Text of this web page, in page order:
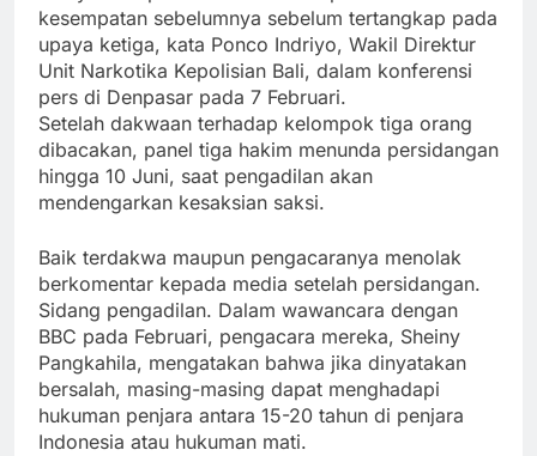
kesempatan sebelumnya sebelum tertangkap pada
upaya ketiga, kata Ponco Indriyo, Wakil Direktur
Unit Narkotika Kepolisian Bali, dalam konferensi
pers di Denpasar pada 7 Februari.
Setelah dakwaan terhadap kelompok tiga orang
dibacakan, panel tiga hakim menunda persidangan
hingga 10 Juni, saat pengadilan akan
mendengarkan kesaksian saksi.
Baik terdakwa maupun pengacaranya menolak
berkomentar kepada media setelah persidangan.
Sidang pengadilan. Dalam wawancara dengan
BBC pada Februari, pengacara mereka, Sheiny
Pangkahila, mengatakan bahwa jika dinyatakan
bersalah, masing-masing dapat menghadapi
hukuman penjara antara 15-20 tahun di penjara
Indonesia atau hukuman mati.